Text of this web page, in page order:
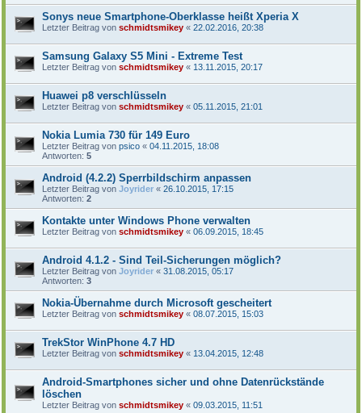
Sonys neue Smartphone-Oberklasse heißt Xperia X
Letzter Beitrag von schmidtsmikey « 22.02.2016, 20:38
Samsung Galaxy S5 Mini - Extreme Test
Letzter Beitrag von schmidtsmikey « 13.11.2015, 20:17
Huawei p8 verschlüsseln
Letzter Beitrag von schmidtsmikey « 05.11.2015, 21:01
Nokia Lumia 730 für 149 Euro
Letzter Beitrag von psico « 04.11.2015, 18:08
Antworten: 5
Android (4.2.2) Sperrbildschirm anpassen
Letzter Beitrag von Joyrider « 26.10.2015, 17:15
Antworten: 2
Kontakte unter Windows Phone verwalten
Letzter Beitrag von schmidtsmikey « 06.09.2015, 18:45
Android 4.1.2 - Sind Teil-Sicherungen möglich?
Letzter Beitrag von Joyrider « 31.08.2015, 05:17
Antworten: 3
Nokia-Übernahme durch Microsoft gescheitert
Letzter Beitrag von schmidtsmikey « 08.07.2015, 15:03
TrekStor WinPhone 4.7 HD
Letzter Beitrag von schmidtsmikey « 13.04.2015, 12:48
Android-Smartphones sicher und ohne Datenrückstände
löschen
Letzter Beitrag von schmidtsmikey « 09.03.2015, 11:51